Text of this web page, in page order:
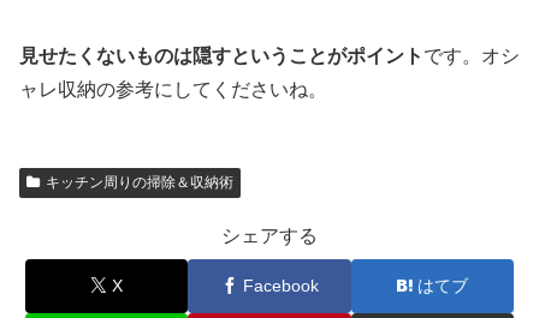
見せたくないものは隠すということがポイント です。オシ
ャレ収納の参考にしてくださいね。
キッチン周りの掃除＆収納術
シェアする
X Facebook はてブ